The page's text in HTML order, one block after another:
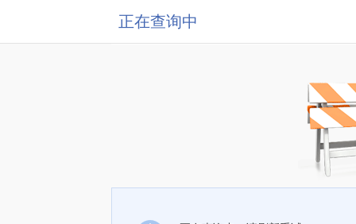
正在查询中